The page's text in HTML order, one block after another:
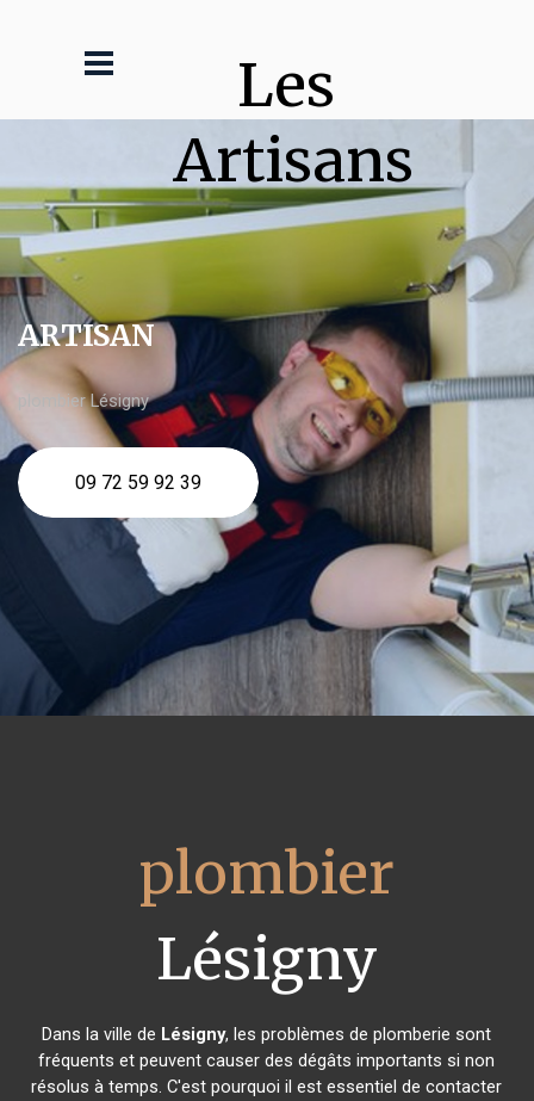
Les
Artisans
ARTISAN
plombier Lésigny
09 72 59 92 39
plombier
Lésigny
Dans la ville de Lésigny, les problèmes de plomberie sont
fréquents et peuvent causer des dégâts importants si non
résolus à temps. C'est pourquoi il est essentiel de contacter